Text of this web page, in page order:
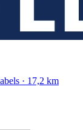
· 17,2 km